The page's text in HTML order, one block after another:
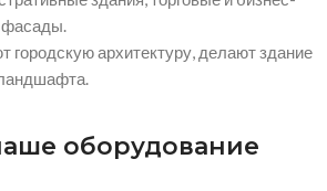
фасады.
городскую архитектуру, делают здание
оборудование